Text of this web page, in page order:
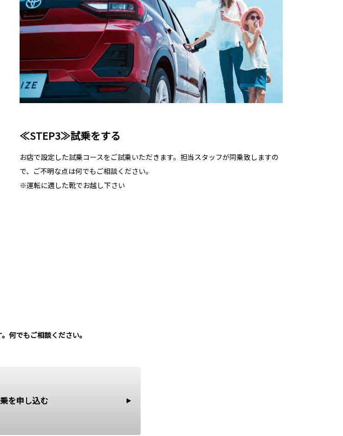
≪STEP3≫試乗をする
お店で設定した試乗コースをご試乗いただきます。担当スタッフが同乗致しますの
で、ご不明な点は何でもご相談ください。
※運転に適した靴でお越し下さい
何でもご相談ください。
を申し込む